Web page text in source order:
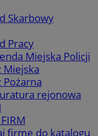
Skarbowy
Pracy
Miejska Policji
Miejska
Pożarna
rejonowa
firmę do katalogu